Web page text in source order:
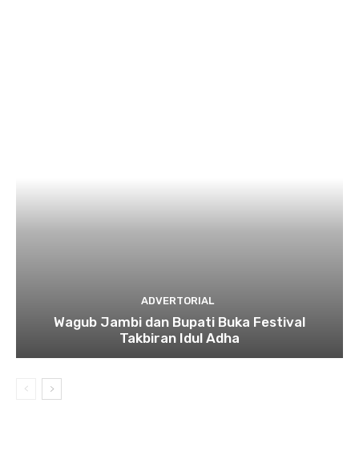
ADVERTORIAL
Wagub Jambi dan Bupati Buka Festival
Takbiran Idul Adha